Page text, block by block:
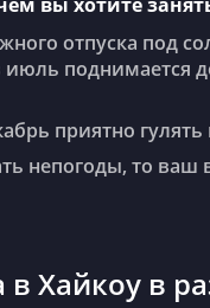
отпуска под
июль поднимается
приятно
непогоды, то
в Хайкоу в